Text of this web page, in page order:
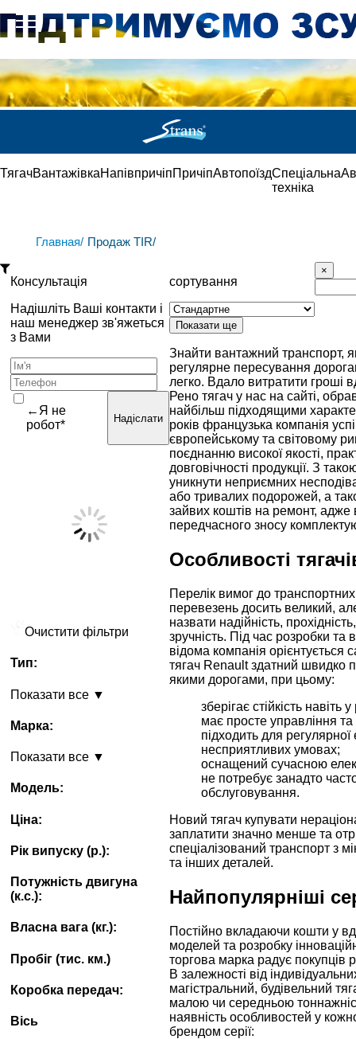
ТягачВантажівкаНапівпричіпПричіпАвтопоїздСпеціальна
техніка
Главная/ Продаж TIR/
Консультація
Надішліть Ваші контакти і
наш менеджер зв'яжеться
з Вами
←Я не
робот*
Надіслати
Очистити фільтри
Тип:
Показати все ▼
Марка:
Показати все ▼
Модель:
Ціна:
Рік випуску (p.):
Потужність двигуна
(к.с.):
Власна вага (кг.):
Пробіг (тис. км.)
Коробка передач:
Вісь
сортування
Знайти вантажний транспорт,
регулярне пересування
легко. Вдало витратити гроші
Рено тягач у нас на сайті,
найбільш підходящими
років французька компанія
європейському та світовому
поєднанню високої якості,
довговічності продукції. З
уникнути неприємних
або тривалих подорожей, а
зайвих коштів на ремонт, адже
передчасного зносу
Особливості
Перелік вимог до
перевезень досить великий,
назвати надійність,
зручність. Під час розробки та
відома компанія
тягач Renault здатний швидко
якими дорогами, при цьому:
зберігає стійкість навіть
має просте управління та
підходить для регулярної
несприятливих умовах;
оснащений сучасною
не потребує занадто
обслуговування.
Новий тягач купувати
заплатити значно менше та
спеціалізований транспорт з
та інших деталей.
Найпопулярніші
Постійно вкладаючи кошти у
моделей та розробку
торгова марка радує покупців
В залежності від
магістральний, будівельний
малою чи середньою
наявність особливостей у
брендом серії: